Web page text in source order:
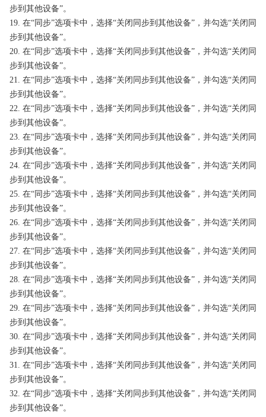
步到其他设备”。
19. 在“同步”选项卡中，选择“关闭同步到其他设备”，并勾选“关闭同
步到其他设备”。
20. 在“同步”选项卡中，选择“关闭同步到其他设备”，并勾选“关闭同
步到其他设备”。
21. 在“同步”选项卡中，选择“关闭同步到其他设备”，并勾选“关闭同
步到其他设备”。
22. 在“同步”选项卡中，选择“关闭同步到其他设备”，并勾选“关闭同
步到其他设备”。
23. 在“同步”选项卡中，选择“关闭同步到其他设备”，并勾选“关闭同
步到其他设备”。
24. 在“同步”选项卡中，选择“关闭同步到其他设备”，并勾选“关闭同
步到其他设备”。
25. 在“同步”选项卡中，选择“关闭同步到其他设备”，并勾选“关闭同
步到其他设备”。
26. 在“同步”选项卡中，选择“关闭同步到其他设备”，并勾选“关闭同
步到其他设备”。
27. 在“同步”选项卡中，选择“关闭同步到其他设备”，并勾选“关闭同
步到其他设备”。
28. 在“同步”选项卡中，选择“关闭同步到其他设备”，并勾选“关闭同
步到其他设备”。
29. 在“同步”选项卡中，选择“关闭同步到其他设备”，并勾选“关闭同
步到其他设备”。
30. 在“同步”选项卡中，选择“关闭同步到其他设备”，并勾选“关闭同
步到其他设备”。
31. 在“同步”选项卡中，选择“关闭同步到其他设备”，并勾选“关闭同
步到其他设备”。
32. 在“同步”选项卡中，选择“关闭同步到其他设备”，并勾选“关闭同
步到其他设备”。